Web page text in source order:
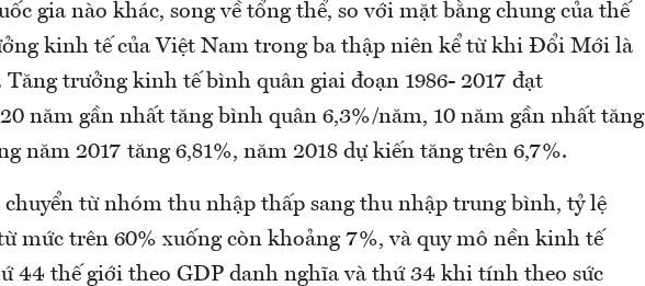
gia nào khác, song về tổng thể, so với mặt bằng chung của thế
kinh tế của Việt Nam trong ba thập niên kể từ khi Đổi Mới là
Tăng trưởng kinh tế bình quân giai đoạn 1986- 2017 đạt
năm gần nhất tăng bình quân 6,3%/năm, 10 năm gần nhất tăng
năm 2017 tăng 6,81%, năm 2018 dự kiến tăng trên 6,7%.
chuyển từ nhóm thu nhập thấp sang thu nhập trung bình, tỷ lệ
mức trên 60% xuống còn khoảng 7%, và quy mô nền kinh tế
44 thế giới theo GDP danh nghĩa và thứ 34 khi tính theo sức